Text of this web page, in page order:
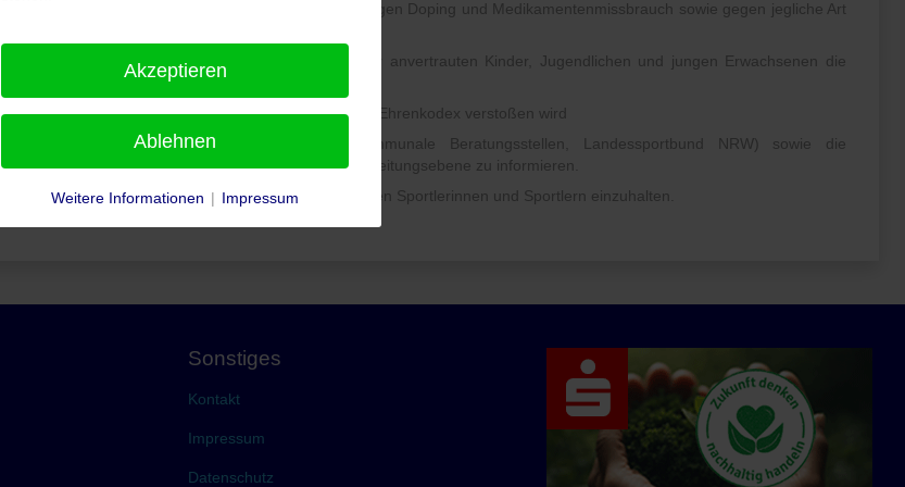
eine positive und aktive Vorbildfunktion im Kampf gegen Doping und Medikamentenmissbrauch sowie gegen jegliche Art
beim Umgang mit personenbezogen Daten der mir anvertrauten Kinder, Jugendlichen und jungen Erwachsenen die
Datenschutzbestimmungen einzuhalten.
einzugreifen, wenn in meinem Umfeld gegen diesen Ehrenkodex verstoßen wird
Professionelle Unterstützung hinzuzuziehen (kommunale Beratungsstellen, Landessportbund NRW) sowie die
Verantwortlichen z.B. Vorgesetzte/Vorstand auf der Leitungsebene zu informieren.
diesen Ehrenkodex auch im Umgang mit erwachsenen Sportlerinnen und Sportlern einzuhalten.
Sonstiges
Kontakt
Impressum
Datenschutz
Akzeptieren
Ablehnen
Weitere Informationen | Impressum